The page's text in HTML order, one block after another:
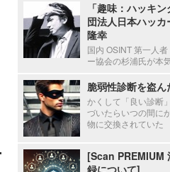
「趣味：ハッキ
団法人日本ハッ
隆幸
国内 OSINT 第一人
ー協会の杉浦氏が本
脆弱性診断を盗ん
かくして「良い診断
づいたらいつの間に
物に交換されていた
[Scan PREMIUM
録について]